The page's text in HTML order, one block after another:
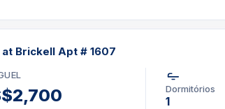
at Brickell Apt # 1607
Dormitórios
1